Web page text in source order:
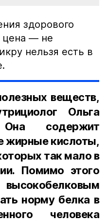
здорового
цена — не
нельзя есть в
веществ,
Ольга
содержит
жирные кислоты,
так мало в
Помимо этого
норму белка в
человека